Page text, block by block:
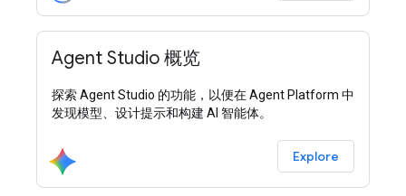
Agent Studio 概览
探索 Agent Studio 的功能，以便在 Agent Platform 中
发现模型、设计提示和构建 AI 智能体。
Explore